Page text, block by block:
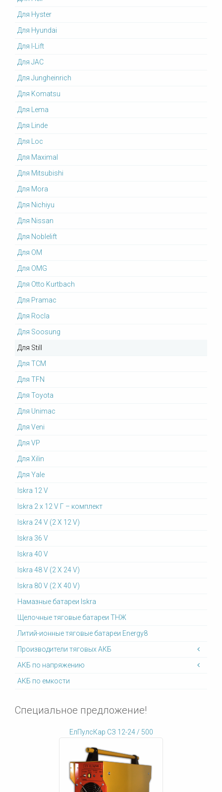
Для Hyster
Для Hyundai
Для I-Lift
Для JAC
Для Jungheinrich
Для Komatsu
Для Lema
Для Linde
Для Loc
Для Maximal
Для Mitsubishi
Для Mora
Для Nichiyu
Для Nissan
Для Noblelift
Для OM
Для OMG
Для Otto Kurtbach
Для Pramac
Для Rocla
Для Soosung
Для Still
Для TCM
Для TFN
Для Toyota
Для Unimac
Для Veni
Для VP
Для Xilin
Для Yale
Iskra 12 V
Iskra 2 x 12 V Г – комплект
Iskra 24 V (2 X 12 V)
Iskra 36 V
Iskra 40 V
Iskra 48 V (2 X 24 V)
Iskra 80 V (2 X 40 V)
Намазные батареи Iskra
Щелочные тяговые батареи ТНЖ
Литий-ионные тяговые батареи Energy8
Производители тяговых АКБ
АКБ по напряжению
АКБ по емкости
Специальное предложение!
ЕлПулсКар СЗ 12-24 / 500